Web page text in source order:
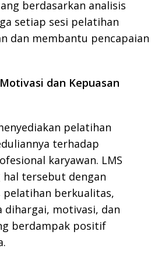
berdasarkan analisis
setiap sesi pelatihan
dan membantu pencapaian
dan Kepuasan
pelatihan
terhadap
karyawan. LMS
tersebut dengan
pelatihan berkualitas,
dihargai, motivasi, dan
berdampak positif